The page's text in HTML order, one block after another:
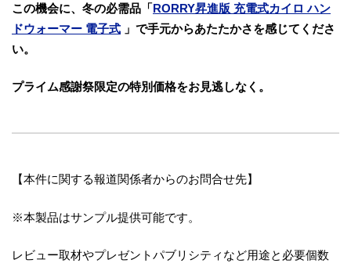
この機会に、冬の必需品「RORRY昇進版 充電式カイロ ハン
ドウォーマー 電子式 」で手元からあたたかさを感じてくださ
い。
プライム感謝祭限定の特別価格をお見逃しなく。
【本件に関する報道関係者からのお問合せ先】
※本製品はサンプル提供可能です。
レビュー取材やプレゼントパブリシティなど用途と必要個数